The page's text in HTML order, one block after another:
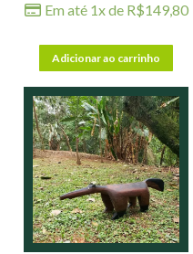
Em até 1x de R$149,80
Adicionar ao carrinho